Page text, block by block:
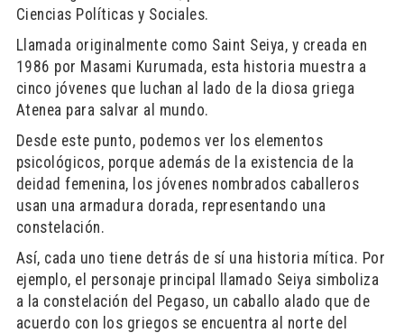
Ciencias Políticas y Sociales.
Llamada originalmente como Saint Seiya, y creada en
1986 por Masami Kurumada, esta historia muestra a
cinco jóvenes que luchan al lado de la diosa griega
Atenea para salvar al mundo.
Desde este punto, podemos ver los elementos
psicológicos, porque además de la existencia de la
deidad femenina, los jóvenes nombrados caballeros
usan una armadura dorada, representando una
constelación.
Así, cada uno tiene detrás de sí una historia mítica. Por
ejemplo, el personaje principal llamado Seiya simboliza
a la constelación del Pegaso, un caballo alado que de
acuerdo con los griegos se encuentra al norte del